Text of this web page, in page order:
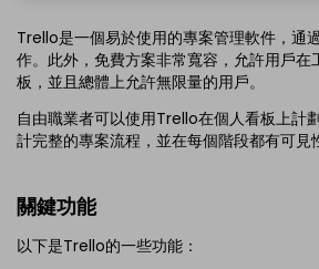
Trello是一個易於使用的專案管理軟件，通
作。此外，免費方案非常寬容，允許用戶在
板，並且總體上允許無限量的用戶。
自由職業者可以使用Trello在個人看板上計
計完整的專案流程，並在每個階段都有可見
關鍵功能
以下是Trello的一些功能：